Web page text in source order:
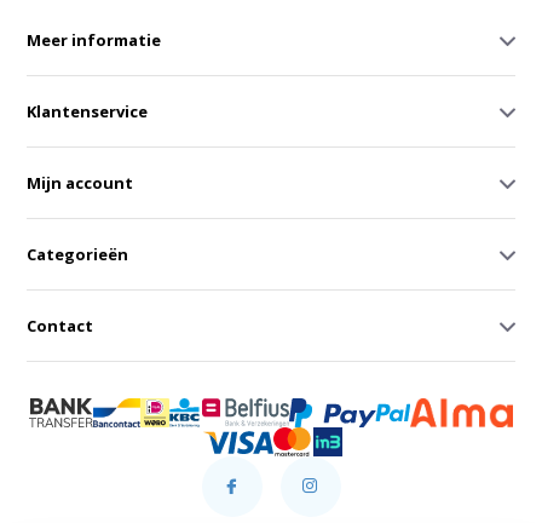
Meer informatie
Klantenservice
Mijn account
Categorieën
Contact